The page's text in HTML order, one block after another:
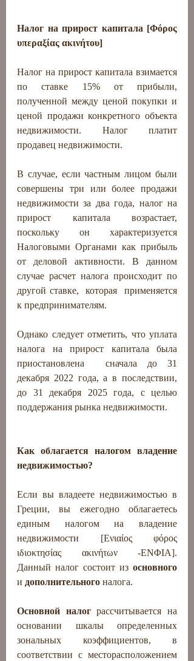
Налог на прирост капитала [Φόρος
υπεραξίας ακινήτου]
Налог на прирост капитала взимается
по ставке 15% от прибыли,
полученной между ценой покупки и
ценой продажи конкретного объекта
недвижимости. Налог платит
продавец недвижимости.
В случае, если частным лицом были
совершены три или более продажи
недвижимости за два года, налог на
прирост капитала возрастает,
поскольку он характеризуется
Налоговыми Органами как прибыль
от деловой активности. В данном
случае расчет налога происходит по
другой ставке,  которая  применяется
к предпринимателям.
Однако следует отметить, что уплата
налога на прирост капитала была
приостановлена ​​ сначала до 31
декабря 2022 года, а в последствии,
до 31 декабря 2025 года, с целью
поддержания рынка недвижимости.
Как облагается налогом владение
недвижимостью?
Если вы владеете недвижимостью в
Греции, вы ежегодно облагаетесь
единым налогом на владение
недвижимости [Ενιαίος φόρος
ιδιοκτησίας ακινήτων -ΕΝΦΙΑ].
Данный налог состоит из основного
и дополнительного налога.
Основной налог рассчитывается на
основании шкалы определенных
зональных коэффициентов, в
соответствии с месторасположением